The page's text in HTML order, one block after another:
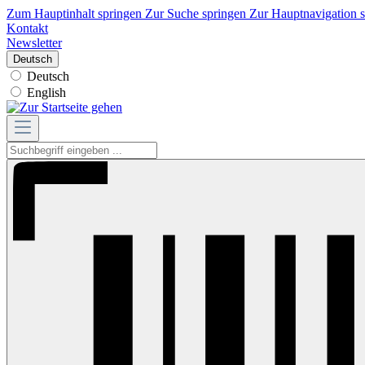
Zum Hauptinhalt springen Zur Suche springen Zur Hauptnavigation
Kontakt
Newsletter
Deutsch
Deutsch
English